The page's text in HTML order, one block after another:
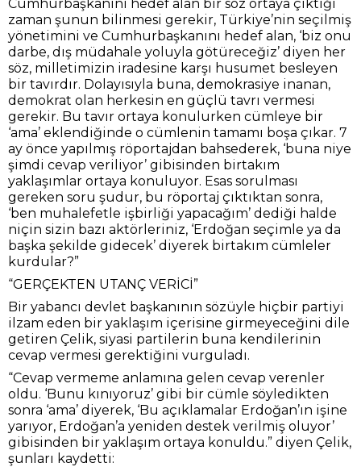
Cumhurbaşkanını hedef alan bir söz ortaya çıktığı
zaman şunun bilinmesi gerekir, Türkiye’nin seçilmiş
yönetimini ve Cumhurbaşkanını hedef alan, ‘biz onu
darbe, dış müdahale yoluyla götüreceğiz’ diyen her
söz, milletimizin iradesine karşı husumet besleyen
bir tavırdır. Dolayısıyla buna, demokrasiye inanan,
demokrat olan herkesin en güçlü tavrı vermesi
gerekir. Bu tavır ortaya konulurken cümleye bir
‘ama’ eklendiğinde o cümlenin tamamı boşa çıkar. 7
ay önce yapılmış röportajdan bahsederek, ‘buna niye
şimdi cevap veriliyor’ gibisinden birtakım
yaklaşımlar ortaya konuluyor. Esas sorulması
gereken soru şudur, bu röportaj çıktıktan sonra,
‘ben muhalefetle işbirliği yapacağım’ dediği halde
niçin sizin bazı aktörleriniz, ‘Erdoğan seçimle ya da
başka şekilde gidecek’ diyerek birtakım cümleler
kurdular?”
“GERÇEKTEN UTANÇ VERİCİ”
Bir yabancı devlet başkanının sözüyle hiçbir partiyi
ilzam eden bir yaklaşım içerisine girmeyeceğini dile
getiren Çelik, siyasi partilerin buna kendilerinin
cevap vermesi gerektiğini vurguladı.
“Cevap vermeme anlamına gelen cevap verenler
oldu. ‘Bunu kınıyoruz’ gibi bir cümle söyledikten
sonra ‘ama’ diyerek, ‘Bu açıklamalar Erdoğan’ın işine
yarıyor, Erdoğan’a yeniden destek verilmiş oluyor’
gibisinden bir yaklaşım ortaya konuldu.” diyen Çelik,
şunları kaydetti: